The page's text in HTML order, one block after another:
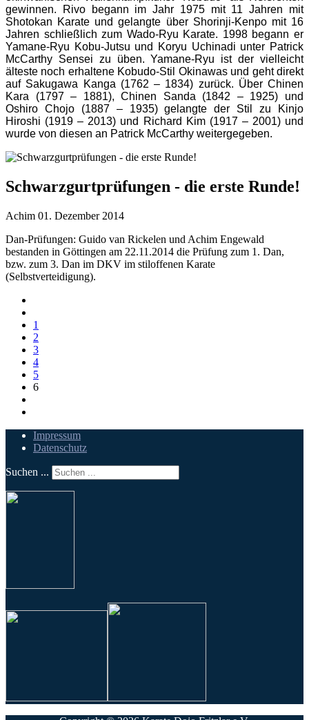
gewinnen. Rivo begann im Jahr 1975 mit 11 Jahren mit
Shotokan Karate und gelangte über Shorinji-Kenpo mit 16
Jahren schließlich zum Wado-Ryu Karate. 1998 begann er
Yamane-Ryu Kobu-Jutsu und Koryu Uchinadi unter Patrick
McCarthy Sensei zu üben. Yamane-Ryu ist der vielleicht
älteste noch erhaltene Kobudo-Stil Okinawas und geht direkt
auf Sakugawa Kanga (1762 – 1834) zurück. Über Chinen
Kara (1797 – 1881), Chinen Sanda (1842 – 1925) und
Oshiro Chojo (1887 – 1935) gelangte der Stil zu Kinjo
Hiroshi (1919 – 2013) und Richard Kim (1917 – 2001) und
wurde von diesen an Patrick McCarthy weitergegeben.
Schwarzgurtprüfungen - die erste Runde!
Achim 01. Dezember 2014
Dan-Prüfungen: Guido van Rickelen und Achim Engewald
bestanden in Göttingen am 22.11.2014 die Prüfung zum 1. Dan,
bzw. zum 3. Dan im DKV im stiloffenen Karate
(Selbstverteidigung).
1
2
3
4
5
6
Impressum
Datenschutz
Suchen ...